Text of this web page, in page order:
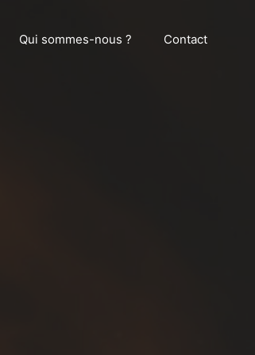
Qui sommes-nous ? Contact